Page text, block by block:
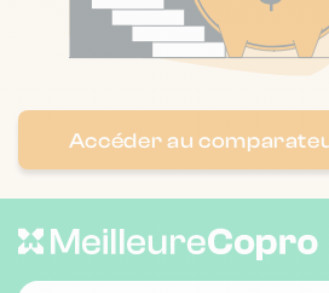
Accéder au